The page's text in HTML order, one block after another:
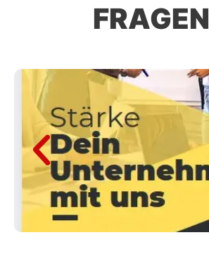
FRAGEN